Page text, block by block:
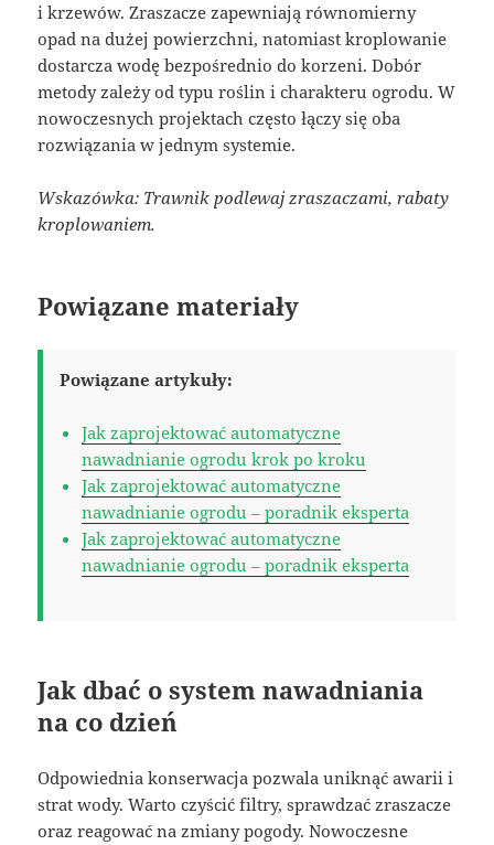
i krzewów. Zraszacze zapewniają równomierny
opad na dużej powierzchni, natomiast kroplowanie
dostarcza wodę bezpośrednio do korzeni. Dobór
metody zależy od typu roślin i charakteru ogrodu. W
nowoczesnych projektach często łączy się oba
rozwiązania w jednym systemie.
Wskazówka: Trawnik podlewaj zraszaczami, rabaty
kroplowaniem.
Powiązane materiały
Powiązane artykuły:
Jak zaprojektować automatyczne
nawadnianie ogrodu krok po kroku
Jak zaprojektować automatyczne
nawadnianie ogrodu – poradnik eksperta
Jak zaprojektować automatyczne
nawadnianie ogrodu – poradnik eksperta
Jak dbać o system nawadniania
na co dzień
Odpowiednia konserwacja pozwala uniknąć awarii i
strat wody. Warto czyścić filtry, sprawdzać zraszacze
oraz reagować na zmiany pogody. Nowoczesne